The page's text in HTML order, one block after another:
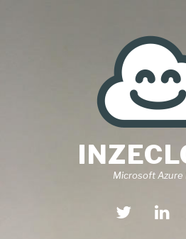
Microsoft Azure
Twitter